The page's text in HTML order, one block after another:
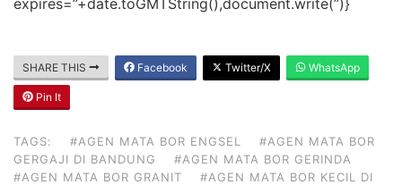
SHARE THIS Facebook Twitter/X WhatsApp
Pin It
TAGS: #AGEN MATA BOR ENGSEL
#AGEN MATA BOR
GERGAJI DI BANDUNG
#AGEN MATA BOR GERINDA
#AGEN MATA BOR GRANIT
#AGEN MATA BOR KECIL DI